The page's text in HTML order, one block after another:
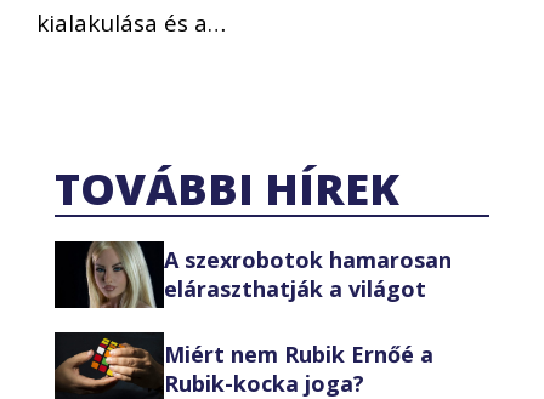
kialakulása és a…
TOVÁBBI HÍREK
A szexrobotok hamarosan
eláraszthatják a világot
Miért nem Rubik Ernőé a
Rubik-kocka joga?